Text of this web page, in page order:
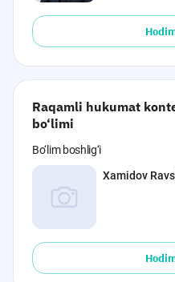
Raqamli hukumat
bo‘limi
Bo‘lim boshlig‘i
Xamidov